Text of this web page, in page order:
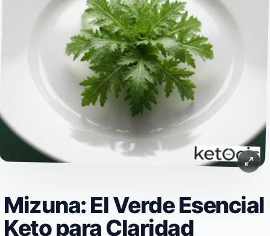
Mizuna: El Verde Esencial
Keto para Claridad